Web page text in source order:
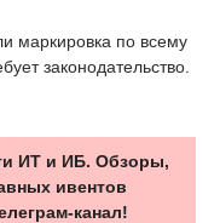
маркировка по всему
законодательство.
ИТ и ИБ. Обзоры,
ивентов
канал!